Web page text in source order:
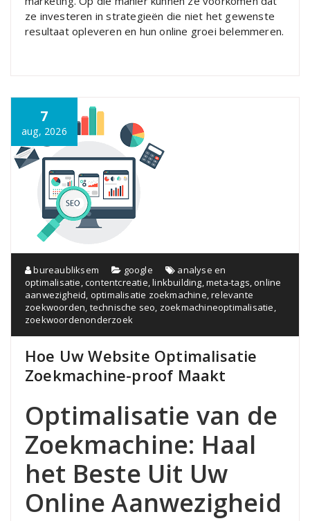
ze investeren in strategieën die niet het gewenste
resultaat opleveren en hun online groei belemmeren.
7
aug, 2026
bureaubliksem google
analyse en
optimalisatie,contentcreatie,linkbuilding,meta-tags,online
aanwezigheid, optimalisatie zoekmachine,relevante
zoekwoorden, technische seo, zoekmachineoptimalisatie,
zoekwoordenonderzoek
Hoe Uw Website Optimalisatie
Zoekmachine-proof Maakt
Optimalisatie van de
Zoekmachine: Haal
het Beste Uit Uw
Online Aanwezigheid